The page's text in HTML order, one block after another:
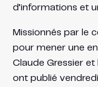
d’informations et
Missionnés par le
pour mener une
Claude Gressier
ont publié